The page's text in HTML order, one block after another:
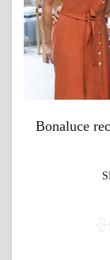
Bonaluce